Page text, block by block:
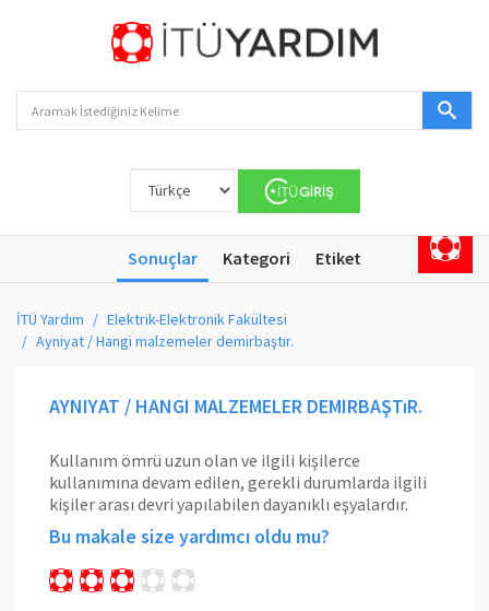
Sonuçlar Kategori Etiket
İTÜ Yardım
Elektrik-Elektronik Fakültesi
Ayniyat / Hangi malzemeler demirbaştır.
AYNIYAT / HANGI MALZEMELER DEMIRBAŞTıR.
Kullanım ömrü uzun olan ve ilgili kişilerce
kullanımına devam edilen, gerekli durumlarda ilgili
kişiler arası devri yapılabilen dayanıklı eşyalardır.
Bu makale size yardımcı oldu mu?